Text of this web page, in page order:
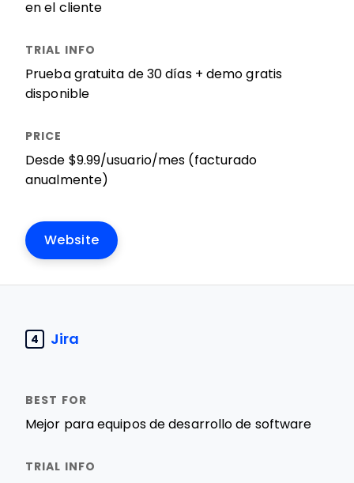
en el cliente
Prueba gratuita de 30 días + demo gratis
disponible
Desde $9.99/usuario/mes (facturado
anualmente)
Website
4 Jira
Mejor para equipos de desarrollo de software